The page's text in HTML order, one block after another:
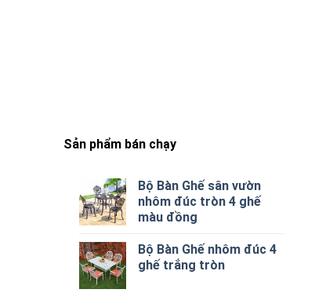
Sản phẩm bán chạy
Bộ Bàn Ghế sân vườn
nhôm đúc tròn 4 ghế
màu đồng
Bộ Bàn Ghế nhôm đúc 4
ghế trắng tròn